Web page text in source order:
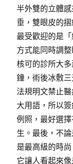
半外雙的立體
垂，雙眼皮的
最受歡迎的是
方式能同時調
核可的診所大
鐘，術後冰敷
法規明文禁止
大用語，所以
例照，最好選
生。最後，不
是最高級的時
它讓人看起來